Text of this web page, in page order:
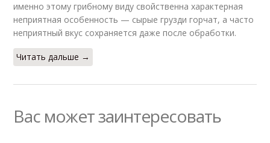
именно этому грибному виду свойственна характерная
неприятная особенность — сырые грузди горчат, а часто
неприятный вкус сохраняется даже после обработки.
Читать дальше →
Вас может заинтересовать